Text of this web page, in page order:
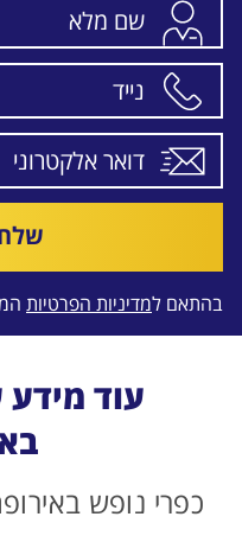
בהתאם למדיניות הפרטיות
עוד מידע
כפרי נופש